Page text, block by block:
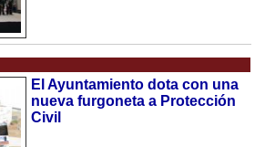
El Ayuntamiento dota con una
nueva furgoneta a Protección
Civil